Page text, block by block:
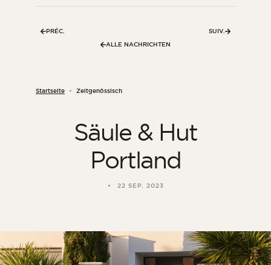
ALLE NACHRICHTEN
PRÉC. SUIV.
Startseite Zeitgenössisch
Säule & Hut
Portland
22 SEP. 2023